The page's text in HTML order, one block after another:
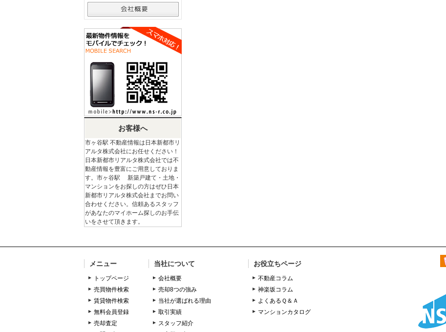
お客様へ
市ヶ谷駅 不動産情報は日本新都市リ
アルタ株式会社にお任せください！
日本新都市リアルタ株式会社では不
動産情報を豊富にご用意しておりま
す。市ヶ谷駅 新築戸建て・土地・
マンションをお探しの方はぜひ日本
新都市リアルタ株式会社までお問い
合わせください。信頼あるスタッフ
があなたのマイホーム探しのお手伝
いをさせて頂きます。
メニュー
トップページ
売買物件検索
賃貸物件検索
無料会員登録
売却査定
当社について
会社概要
売却8つの強み
当社が選ばれる理由
取引実績
スタッフ紹介
お役立ちページ
不動産コラム
神楽坂コラム
よくあるＱ＆Ａ
マンションカタログ